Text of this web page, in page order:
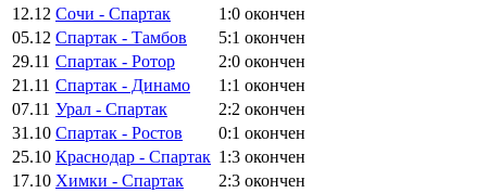
12.12 Сочи - Спартак 1:0 окончен
05.12 Спартак - Тамбов 5:1 окончен
29.11 Спартак - Ротор 2:0 окончен
21.11 Спартак - Динамо 1:1 окончен
07.11 Урал - Спартак 2:2 окончен
31.10 Спартак - Ростов 0:1 окончен
25.10 Краснодар - Спартак 1:3 окончен
17.10 Химки - Спартак 2:3 окончен